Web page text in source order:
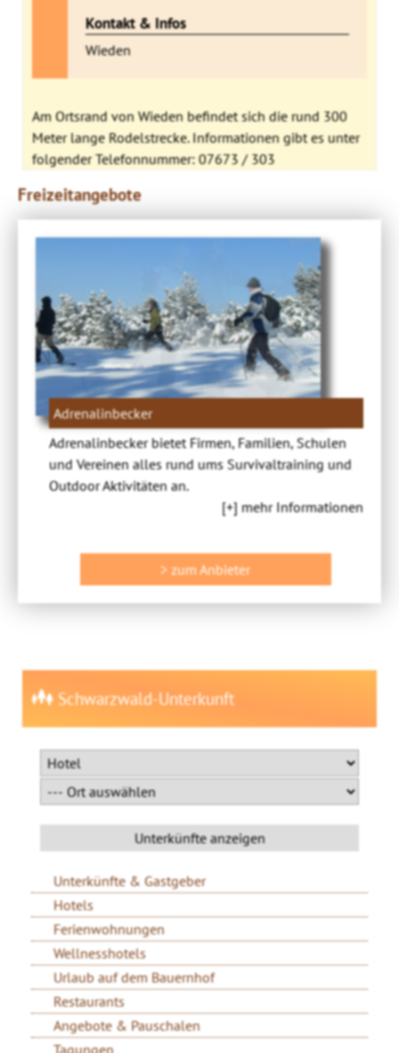
Kontakt & Infos
Wieden
Am Ortsrand von Wieden befindet sich die rund 300
Meter lange Rodelstrecke. Informationen gibt es unter
folgender Telefonnummer: 07673 / 303
Freizeitangebote
Adrenalinbecker
Adrenalinbecker bietet Firmen, Familien, Schulen
und Vereinen alles rund ums Survivaltraining und
Outdoor Aktivitäten an.
[+] mehr Informationen
> zum Anbieter
Schwarzwald-Unterkunft
Unterkünfte & Gastgeber
Hotels
Ferienwohnungen
Wellnesshotels
Urlaub auf dem Bauernhof
Restaurants
Angebote & Pauschalen
Tagungen